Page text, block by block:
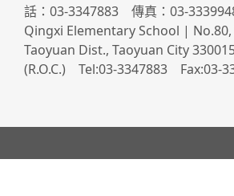
話：03-3347883 傳真：03-
Qingxi Elementary School | No.80,
Taoyuan Dist., Taoyuan City
(R.O.C.) Tel:03-3347883 Fax:03-